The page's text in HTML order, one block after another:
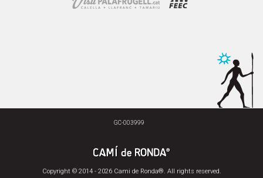
GC-003999
Copyright © 2014 - 2026 Cami de Ronda®. All rights reserved.